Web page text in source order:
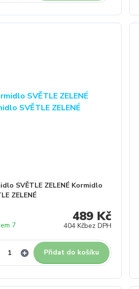
SVĚTLE ZELENÉ Kormidlo
ZELENÉ
489 Kč
404 Kčbez DPH
7
Přidat do košíku